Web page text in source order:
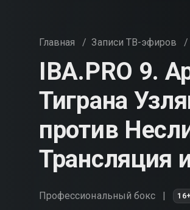
Главная / Записи ТВ-эфиров /
IBA.PRO 9.
Тиграна
против
Трансляция
Профессиональный бокс 16+